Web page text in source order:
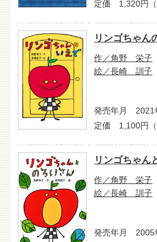
定価 1,320円（
リンゴちゃん
作／角野 栄子
絵／長崎 訓子
発売年月 2021
定価 1,100円（
リンゴちゃん
作／角野 栄子
絵／長崎 訓子
発売年月 2005